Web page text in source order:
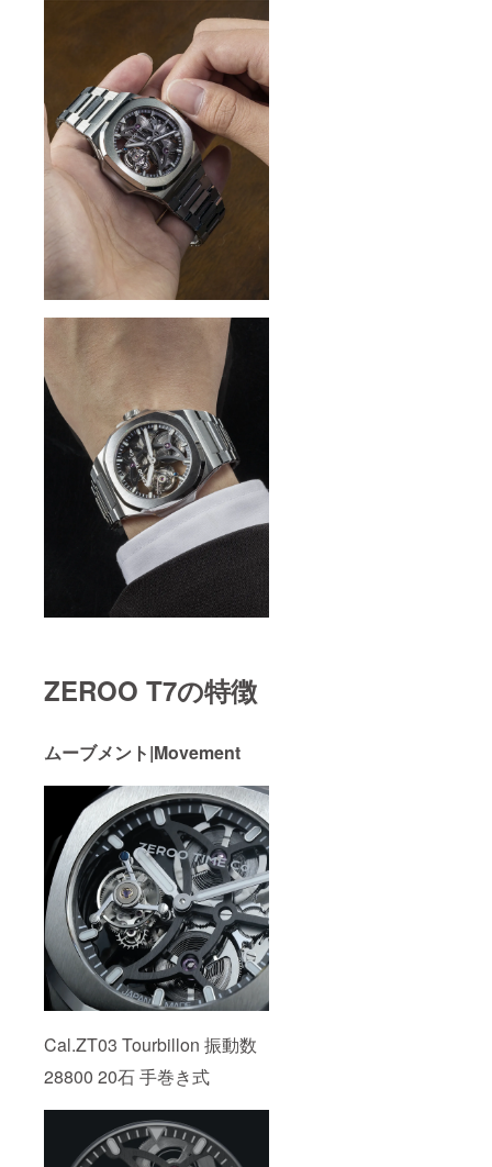
ZEROO T7の特徴
ムーブメント|Movement
Cal.ZT03 Tourbillon 振動数
28800 20石 手巻き式